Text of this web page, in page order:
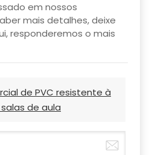
em nossos
mais detalhes, deixe
responderemos o mais
de PVC resistente à
de aula